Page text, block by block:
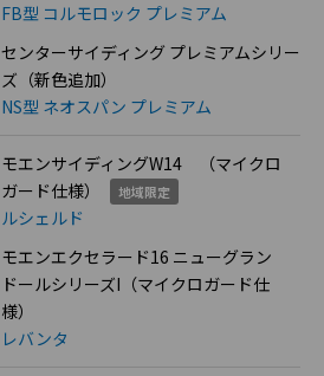
FB型 コルモロック プレミアム
センターサイディング プレミアムシリー
ズ（新色追加）
NS型 ネオスパン プレミアム
モエンサイディングW14 （マイクロ
ガード仕様）
地域限定
ルシェルド
モエンエクセラード16 ニューグラン
ドールシリーズI（マイクロガード仕
様）
レバンタ